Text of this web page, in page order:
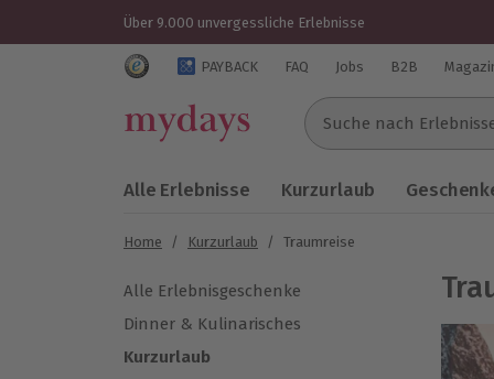
Über 9.000 unvergessliche Erlebnisse
Trustedshops Bewertungen für mydays.de
PAYBACK FAQ Jobs B2B
Suche nach
Alle Erlebnisse Kurzurlaub
Home / Kurzurlaub / Traumreise
Alle Erlebnisgeschenke
Dinner & Kulinarisches
Kurzurlaub